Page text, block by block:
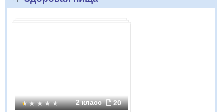
2 класс 20